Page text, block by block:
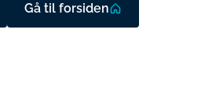
Gå til forsiden